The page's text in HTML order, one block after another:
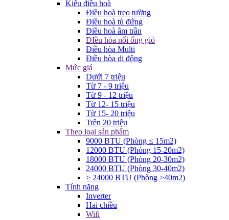
Kiểu điều hoà
Điều hoà treo tường
Điều hoà tủ đứng
Điều hoà âm trần
ĐIều hòa nối ống gió
Điều hòa Multi
Điều hòa di động
Mức giá
Dưới 7 triệu
Từ 7 - 9 triệu
Từ 9 - 12 triệu
Từ 12- 15 triệu
Từ 15- 20 triệu
Trên 20 triệu
Theo loại sản phẩm
9000 BTU (Phòng ≤ 15m2)
12000 BTU (Phòng 15-20m2)
18000 BTU (Phòng 20-30m2)
24000 BTU (Phòng 30-40m2)
≥ 24000 BTU (Phòng >40m2)
Tính năng
Inverter
Hai chiều
Wifi